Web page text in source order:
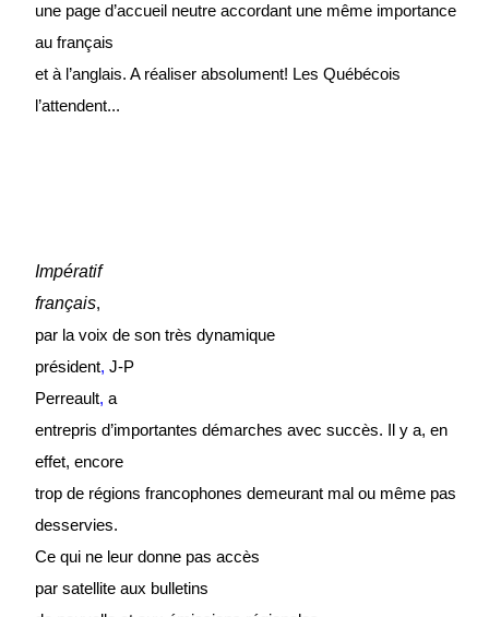
une page d’accueil neutre accordant une même importance
au français
et à l’anglais. A réaliser absolument! Les Québécois
l’attendent...
Impératif
français,
par la voix de son très dynamique
président, J-P
Perreault, a
entrepris d’importantes démarches avec succès. Il y a, en
effet, encore
trop de régions francophones demeurant mal ou même pas
desservies.
Ce qui ne leur donne pas accès
par satellite aux bulletins